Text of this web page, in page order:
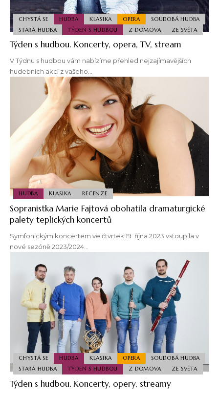
CHYSTÁ SE HUDBA KLASIKA OPERA
SOUDOBÁ HUDBA
STARÁ HUDBA
TÝDEN S HUDBOU Z DOMOVA ZE SVĚTA
Týden s hudbou. Koncerty, opera, TV, stream
V Týdnu s hudbou vám nabízíme přehled nejzajímavějších
hudebních akcí z vašeho…
HUDBA KLASIKA RECENZE
Sopranistka Marie Fajtová obohatila dramaturgické
palety teplických koncertů
Symfonickým koncertem ve čtvrtek 19. října 2023 vstoupila v
nové sezóně 2023/2024…
CHYSTÁ SE HUDBA KLASIKA OPERA
SOUDOBÁ HUDBA
STARÁ HUDBA
TÝDEN S HUDBOU Z DOMOVA ZE SVĚTA
Týden s hudbou. Koncerty, opery, streamy